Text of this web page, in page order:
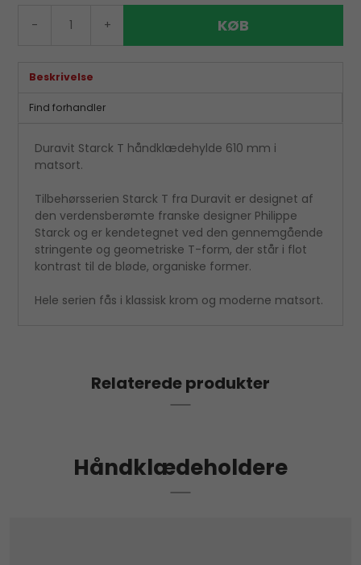
- + KØB
Beskrivelse
Find forhandler
Duravit Starck T håndklædehylde 610 mm i
matsort.
Tilbehørsserien Starck T fra Duravit er designet af
den verdensberømte franske designer Philippe
Starck og er kendetegnet ved den gennemgående
stringente og geometriske T-form, der står i flot
kontrast til de bløde, organiske former.
Hele serien fås i klassisk krom og moderne matsort.
Relaterede produkter
Håndklædeholdere